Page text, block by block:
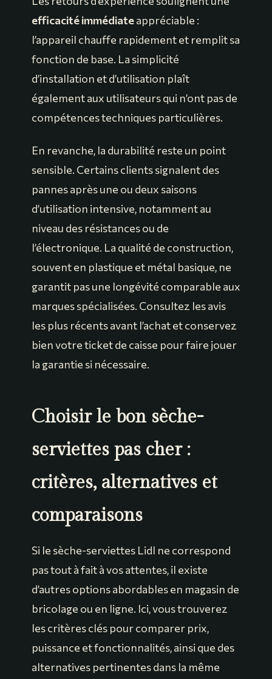
efficacité immédiateappréciable :
l’appareil chauffe rapidement et remplit sa
fonction de base. La simplicité
d’installation et d’utilisation plaît
également aux utilisateurs qui n’ont pas de
compétences techniques particulières.
En revanche, la durabilité reste un point
sensible. Certains clients signalent des
pannes après une ou deux saisons
d’utilisation intensive, notamment au
niveau des résistances ou de
l’électronique. La qualité de construction,
souvent en plastique et métal basique, ne
garantit pas une longévité comparable aux
marques spécialisées. Consultez les avis
les plus récents avant l’achat et conservez
bien votre ticket de caisse pour faire jouer
la garantie si nécessaire.
Choisir le bon sèche-
serviettes pas cher :
critères, alternatives et
comparaisons
Si le sèche-serviettes Lidl ne correspond
pas tout à fait à vos attentes, il existe
d’autres options abordables en magasin de
bricolage ou en ligne. Ici, vous trouverez
les critères clés pour comparer prix,
puissance et fonctionnalités, ainsi que des
alternatives pertinentes dans la même